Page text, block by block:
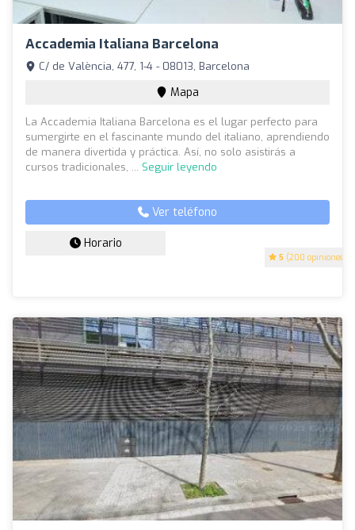
Accademia Italiana Barcelona
5 (200 opiniones)
C/ de València, 477, 1-4 - 08013, Barcelona
Mapa
La Accademia Italiana Barcelona es el lugar perfecto para
sumergirte en el fascinante mundo del italiano, aprendiendo
de manera divertida y práctica. Así, no solo asistirás a
cursos tradicionales, ... Seguir leyendo
Ver teléfono
Horario